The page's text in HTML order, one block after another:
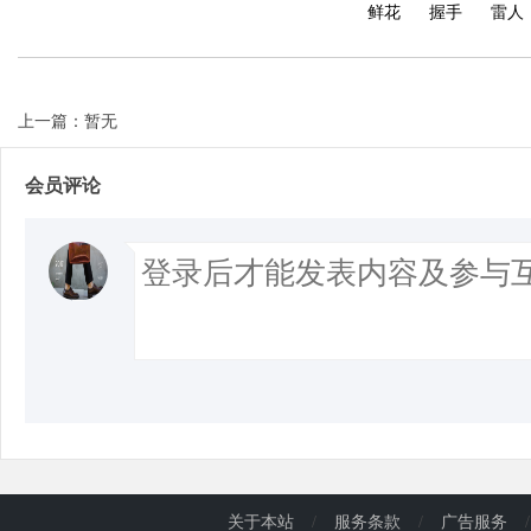
鲜花 握手 雷人
上一篇：暂无
会员评论
关于本站 / 服务条款 / 广告服务 /